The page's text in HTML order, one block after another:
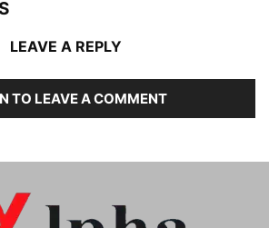
LEAVE A REPLY
TO LEAVE A COMMENT